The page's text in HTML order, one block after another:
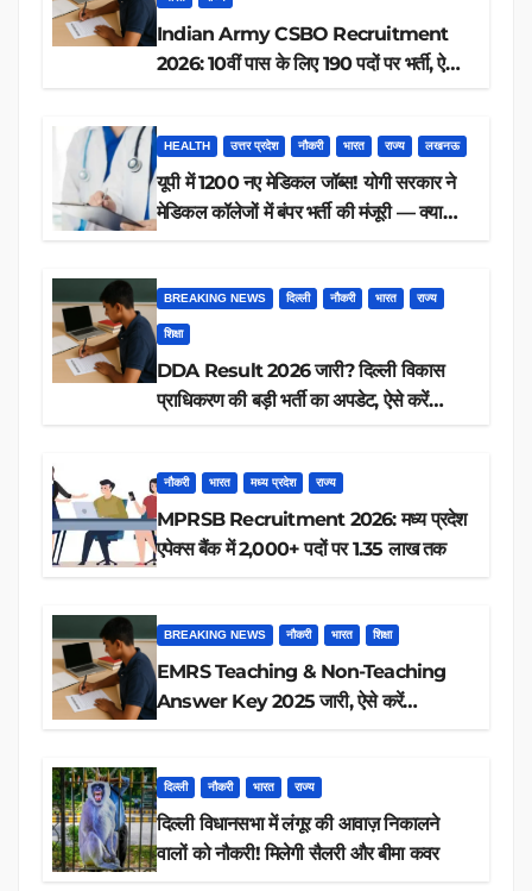
Indian Army CSBO Recruitment
2026: 10वीं पास के लिए 190 पदों पर भर्ती, ऐसे
HEALTH उत्तर प्रदेश नौकरी भारत राज्य लखनऊ
यूपी में 1200 नए मेडिकल जॉब्स! योगी सरकार ने
मेडिकल कॉलेजों में बंपर भर्ती की मंजूरी — क्या
BREAKING NEWS दिल्ली नौकरी भारत राज्य
शिक्षा
DDA Result 2026 जारी? दिल्ली विकास
प्राधिकरण की बड़ी भर्ती का अपडेट, ऐसे करें
नौकरी भारत मध्य प्रदेश राज्य
MPRSB Recruitment 2026: मध्य प्रदेश
एपेक्स बैंक में 2,000+ पदों पर 1.35 लाख तक
BREAKING NEWS नौकरी भारत शिक्षा
EMRS Teaching & Non-Teaching
Answer Key 2025 जारी, ऐसे करें
दिल्ली नौकरी भारत राज्य
दिल्ली विधानसभा में लंगूर की आवाज़ निकालने
वालों को नौकरी! मिलेगी सैलरी और बीमा कवर